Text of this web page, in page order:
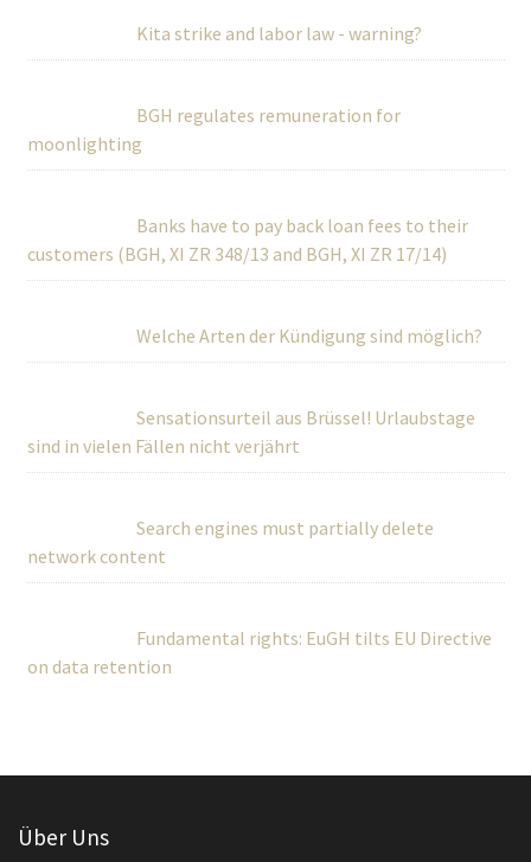
Kita strike and labor law - warning?
BGH regulates remuneration for
moonlighting
Banks have to pay back loan fees to their
customers (BGH, XI ZR 348/13 and BGH, XI ZR 17/14)
Welche Arten der Kündigung sind möglich?
Sensationsurteil aus Brüssel! Urlaubstage
sind in vielen Fällen nicht verjährt
Search engines must partially delete
network content
Fundamental rights: EuGH tilts EU Directive
on data retention
Über Uns